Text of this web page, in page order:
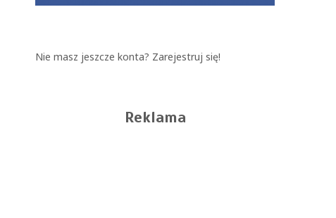
Nie masz jeszcze konta? Zarejestruj się!
Reklama